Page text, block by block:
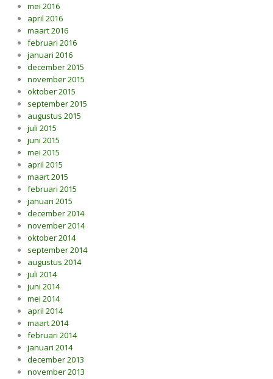
mei 2016
april 2016
maart 2016
februari 2016
januari 2016
december 2015
november 2015
oktober 2015
september 2015
augustus 2015
juli 2015
juni 2015
mei 2015
april 2015
maart 2015
februari 2015
januari 2015
december 2014
november 2014
oktober 2014
september 2014
augustus 2014
juli 2014
juni 2014
mei 2014
april 2014
maart 2014
februari 2014
januari 2014
december 2013
november 2013